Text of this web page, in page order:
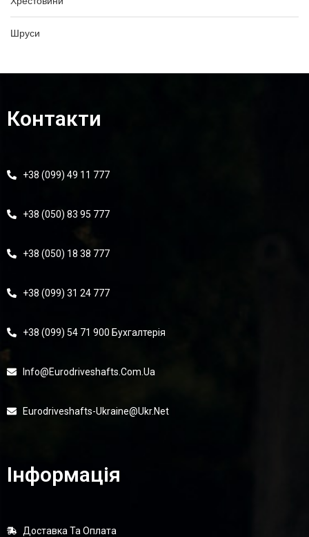
Шруси
Контакти
+38 (099) 49 11 777
+38 (050) 83 95 777
+38 (050) 18 38 777
+38 (099) 31 24 777
+38 (099) 54 71 900 Бухгалтерія
Info@eurodriveshafts.com.ua
Eurodriveshafts-Ukraine@ukr.net
Інформація
Доставка Та Оплата